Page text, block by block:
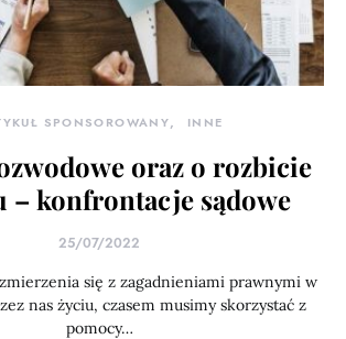
SPONSOROWANY INNE
oraz o rozbicie
– konfrontacje sądowe
25/07/2022
się z zagadnieniami prawnymi w
nas życiu, czasem musimy skorzystać z
pomocy…